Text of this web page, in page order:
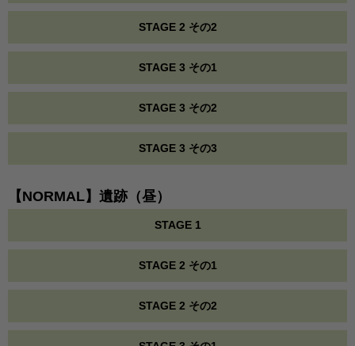
STAGE 2 その2
STAGE 3 その1
STAGE 3 その2
STAGE 3 その3
【NORMAL】遺跡（昼）
STAGE 1
STAGE 2 その1
STAGE 2 その2